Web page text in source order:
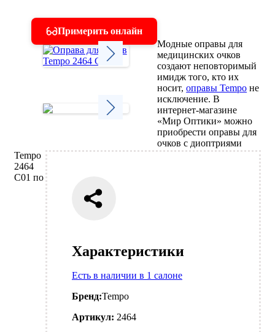
Примерить онлайн
Характеристики
Есть в наличии в 1 салоне
Бренд:Tempo
Артикул: 2464
Модные оправы для
медицинских очков
создают неповторимый
имидж того, кто их
носит,оправы Tempo не
исключение. В
интернет-магазине
«Мир Оптики» можно
приобрести оправы для
очков с диоптриями
Tempo
2464
C01 по